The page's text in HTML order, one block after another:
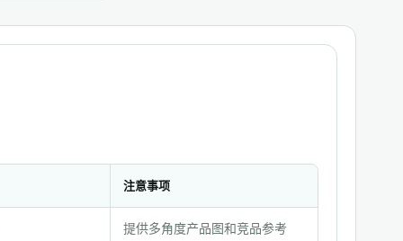
注意事项
提供多角度产品图和竞品参考